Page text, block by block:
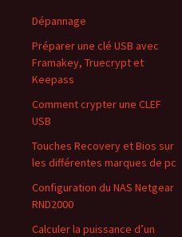
Dépannage
Préparer une clé USB avec
Framakey, Truecrypt et
Keepass
Comment crypter une CLEF
USB
Touches Recovery et Bios sur
les différentes marques de pc
Configuration du NAS Netgear
RND2000
Calculer la puissance d’un